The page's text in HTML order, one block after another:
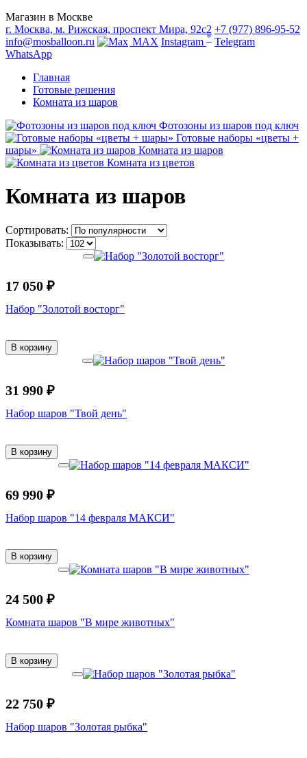
Магазин в Москве
г. Москва, м. Рижская, проспект Мира, 92с2 +7 (977) 896-95-52
info@mosballoon.ru
MAX Instagram * Telegram
WhatsApp
Главная
Готовые решения
Комната из шаров
Фотозоны из шаров под ключ
Готовые наборы «цветы +
шары»
Комната из шаров
Комната из цветов
Комната из шаров
Сортировать:
Показывать:
17 050 ₽
Набор "Золотой восторг"
В корзину
31 990 ₽
Набор шаров "Твой день"
В корзину
69 990 ₽
Набор шаров "14 февраля МАКСИ"
В корзину
24 500 ₽
Комната шаров "В мире животных"
В корзину
22 750 ₽
Набор шаров "Золотая рыбка"